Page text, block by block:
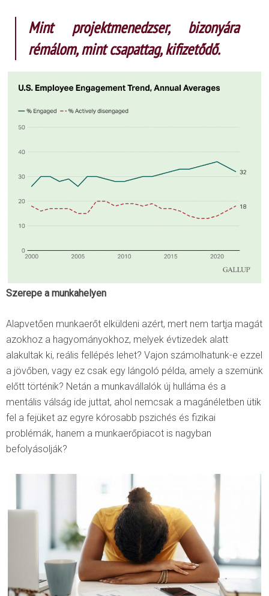
Mint projektmenedzser, bizonyára
rémálom, mint csapattag, kifizetődő.
Szerepe a munkahelyen
Alapvetően munkaerőt elküldeni azért, mert nem tartja magát
azokhoz a hagyományokhoz, melyek évtizedek alatt
alakultak ki, reális fellépés lehet? Vajon számolhatunk-e ezzel
a jövőben, vagy ez csak egy lángoló példa, amely a szemünk
előtt történik? Netán a munkavállalók új hulláma és a
mentális válság ide juttat, ahol nemcsak a magánéletben ütik
fel a fejüket az egyre kórosabb pszichés és fizikai
problémák, hanem a munkaerőpiacot is nagyban
befolyásolják?